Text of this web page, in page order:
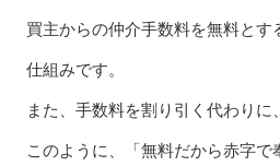
買主からの仲介手数料を無料と
仕組みです。
また、手数料を割り引く代わり
このように、「無料だから赤字